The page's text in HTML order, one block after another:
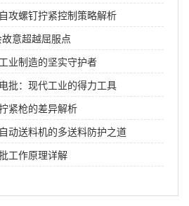
攻螺钉拧紧控制策略解析
意超越屈服点
业制造的坚实守护者
批：现代工业的得力工具
紧枪的差异解析
动送料机的多送料防护之道
工作原理详解
和家电组装的生产线上，有一个长
掉链子”的环节——螺钉供料。 很多
高速自动锁螺丝机、协作机器人，
于锁付速度，而在于前端的上料环
动盘中卡住、叠料、送钉不及时，
机清理，OEE（设备综合效率）大
耕精密装配领域多年，其推出的转
料系统，正是为了解决这一长期困
。...
汽车座椅装配，如何做到零漏拧、零滑牙、全追溯？坚丰防错方案给出答案
的一个总成，却是整车安全系统中
之一。 滑轨螺栓扭矩不足，急刹车
角器螺钉滑牙，碰撞时靠背可能突
固定螺丝漏拧，安全系统可能失
车座椅装配对拧紧防错的要求，堪称
家电高节拍产线拧紧难题怎么破？坚丰智能电批组合拳，让效率与品质兼得
产中，高节拍产线是保障产能的核